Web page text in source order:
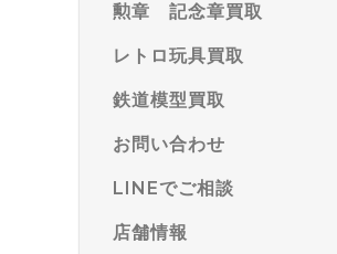
勲章 記念章買取
レトロ玩具買取
鉄道模型買取
お問い合わせ
LINEでご相談
店舗情報